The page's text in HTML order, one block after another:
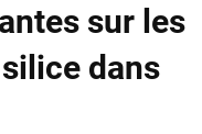
sur les
dans